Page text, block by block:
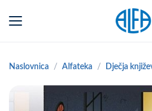
Naslovnica Alfateka Dječja